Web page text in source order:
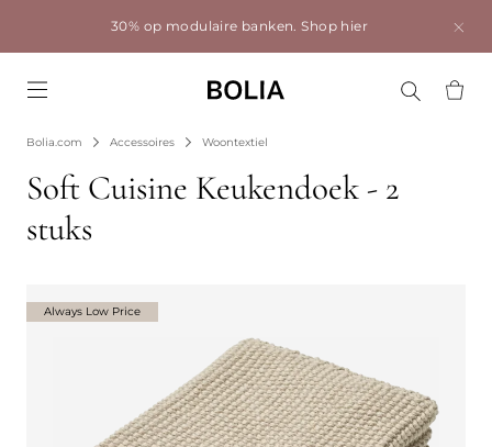
30% op modulaire banken.Shop hier
Bolia.com Accessoires Woontextiel
Soft Cuisine Keukendoek - 2
stuks
Always Low Price